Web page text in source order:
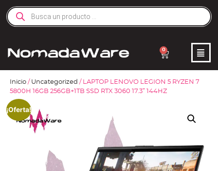
0
Inicio / Uncategorized / LAPTOP LENOVO LEGION 5 RYZEN 7
5800H 16GB 256GB+1TB SSD RTX 3060 17.3″ 144HZ
¡Oferta!